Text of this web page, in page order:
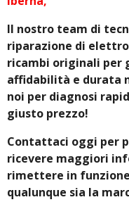
Il nostro team di
riparazione di
ricambi originali per
affidabilità e durata
noi per diagnosi
giusto prezzo!
Contattaci oggi per
ricevere maggiori
rimettere in
qualunque sia la